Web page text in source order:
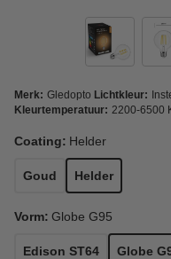
Merk: Gledopto Lichtkleur:
Kleurtemperatuur: 2200-6500
Coating: Helder
Goud Helder
Vorm: Globe G95
Edison ST64 Globe